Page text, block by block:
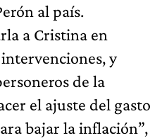
al país.
a Cristina en
y
de la
el ajuste del gasto
bajar la inflación”,